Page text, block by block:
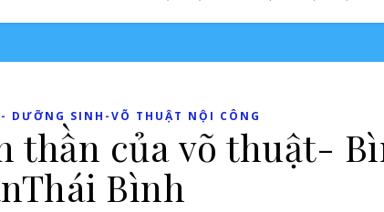
DƯỠNG SINH-VÕ THUẬT NỘI CÔNG
thần của võ thuật-
Bình